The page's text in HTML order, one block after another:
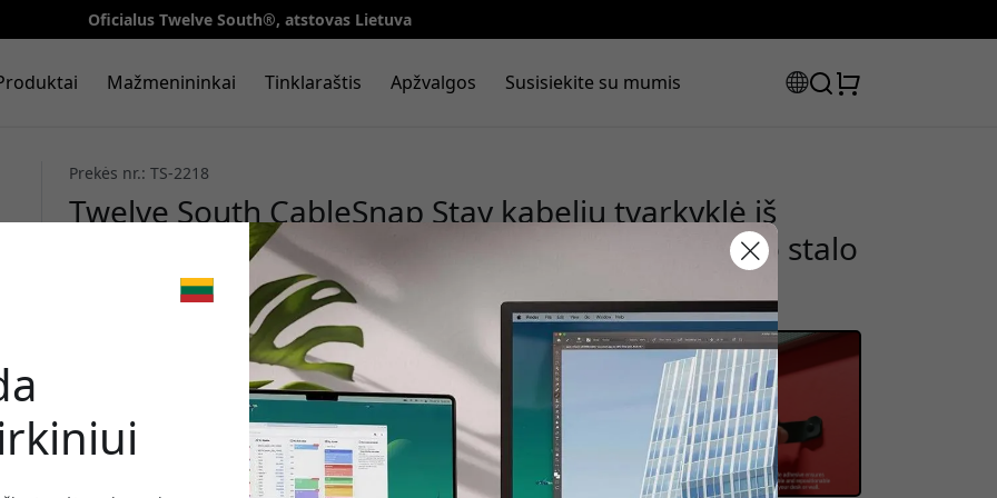
Oficialus Twelve South®, atstovas Lietuva
Mažmenininkai Tinklaraštis Apžvalgos Susisiekite su mumis
Prekės nr.: TS-2218
Twelve South CableSnap Stay kabelių tvarkyklė iš
tikros odos su lipniu tvirtinimu laidams ant darbo stalo
- "Dove Grey
🎉 Jūsų nuolaidos kodas:
Norėdami gauti 20% nuolaidą, naudokite šį kodą